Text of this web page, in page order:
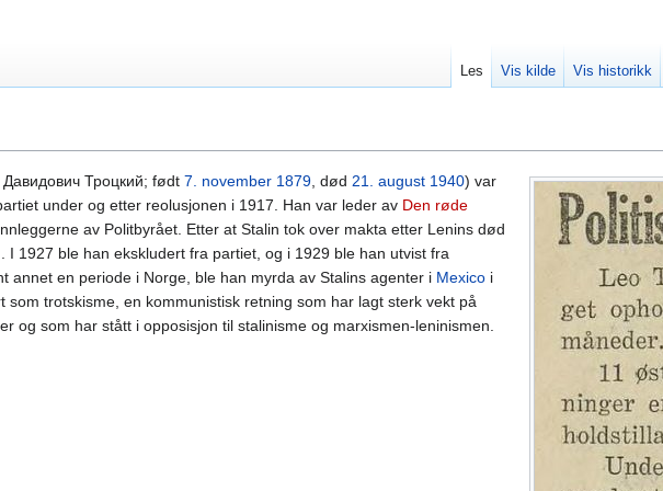
Троцкий; født 7. november 1879, død 21. august 1940) var
under og etter reolusjonen i 1917. Han var leder av Den røde
av Politbyrået. Etter at Stalin tok over makta etter Lenins død
I 1927 ble han ekskludert fra partiet, og i 1929 ble han utvist fra
annet en periode i Norge, ble han myrda av Stalins agenter i Mexico i
trotskisme, en kommunistisk retning som har lagt sterk vekt på
og som har stått i opposisjon til stalinisme og marxismen-leninismen.
Les Vis kilde Vis historikk